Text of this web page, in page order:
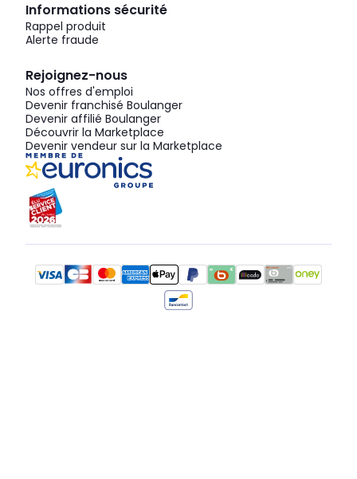
Informations sécurité
Rappel produit
Alerte fraude
Rejoignez-nous
Nos offres d'emploi
Devenir franchisé Boulanger
Devenir affilié Boulanger
Découvrir la Marketplace
Devenir vendeur sur la Marketplace